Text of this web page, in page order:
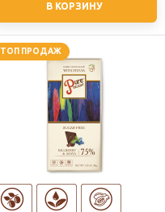
В КОРЗИНУ
ТОП ПРОДАЖ